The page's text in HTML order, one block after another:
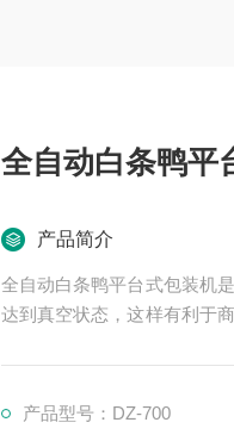
全自动白条鸭平
产品简介
全自动白条鸭平台式包装机
达到真空状态，这样有利于
产品型号：DZ-700